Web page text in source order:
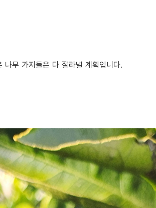
나무 가지들은 다 잘라낼 계획입니다.